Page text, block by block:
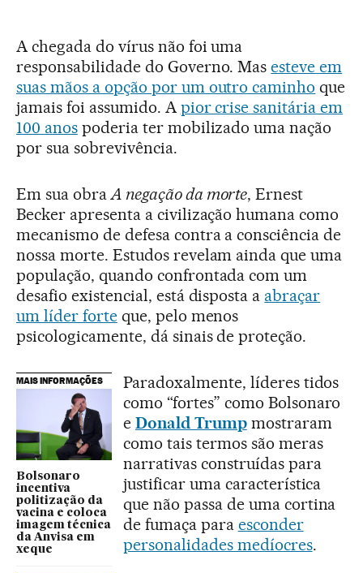
A chegada do vírus não foi uma
responsabilidade do Governo. Masesteve em
suas mãos a opção por um outro caminho que
jamais foi assumido. Apior crise sanitária em
100 anospoderia ter mobilizado uma nação
por sua sobrevivência.
Em sua obraA negação da morte, Ernest
Becker apresenta a civilização humana como
mecanismo de defesa contra a consciência de
nossa morte. Estudos revelam ainda que uma
população, quando confrontada com um
desafio existencial, está disposta a abraçar
um líder forteque, pelo menos
psicologicamente, dá sinais de proteção.
MAIS INFORMAÇÕES
Bolsonaro
incentiva
politização da
vacina e coloca
imagem técnica
da Anvisa em
xeque
Paradoxalmente, líderes tidos
como “fortes” como Bolsonaro
e Donald Trumpmostraram
como tais termos são meras
narrativas construídas para
justificar uma característica
que não passa de uma cortina
de fumaça para esconder
personalidades medíocres.